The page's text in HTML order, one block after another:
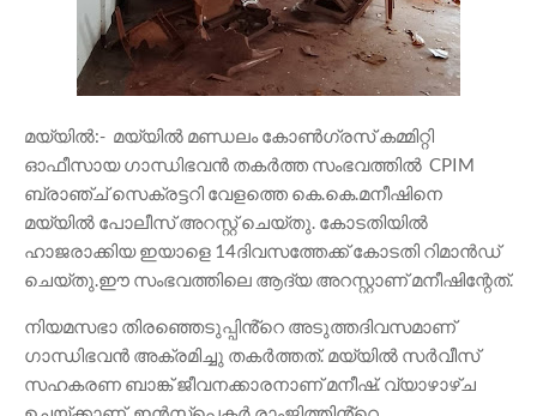
മയ്യിൽ:- മയ്യിൽ മണ്ഡലം കോൺഗ്രസ് കമ്മിറ്റി
ഓഫീസായ ഗാന്ധിഭവൻ തകർത്ത സംഭവത്തിൽ CPIM
ബ്രാഞ്ച് സെക്രട്ടറി വേളത്തെ കെ.കെ.മനീഷിനെ
മയ്യിൽ പോലീസ് അറസ്റ്റ് ചെയ്തു. കോടതിയിൽ
ഹാജരാക്കിയ ഇയാളെ 14ദിവസത്തേക്ക് കോടതി റിമാൻഡ്
ചെയ്തു.ഈ സംഭവത്തിലെ ആദ്യ അറസ്റ്റാണ് മനീഷിന്റേത്.
നിയമസഭാ തിരഞ്ഞെടുപ്പിൻ്റെ അടുത്തദിവസമാണ്
ഗാന്ധിഭവൻ അക്രമിച്ചു തകർത്തത്. മയ്യിൽ സർവീസ്
സഹകരണ ബാങ്ക് ജീവനക്കാരനാണ് മനീഷ്. വ്യാഴാഴ്ച